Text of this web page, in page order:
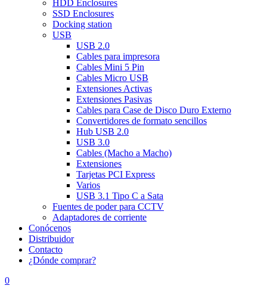
HDD Enclosures
SSD Enclosures
Docking station
USB
USB 2.0
Cables para impresora
Cables Mini 5 Pin
Cables Micro USB
Extensiones Activas
Extensiones Pasivas
Cables para Case de Disco Duro Externo
Convertidores de formato sencillos
Hub USB 2.0
USB 3.0
Cables (Macho a Macho)
Extensiones
Tarjetas PCI Express
Varios
USB 3.1 Tipo C a Sata
Fuentes de poder para CCTV
Adaptadores de corriente
Conócenos
Distribuidor
Contacto
¿Dónde comprar?
0